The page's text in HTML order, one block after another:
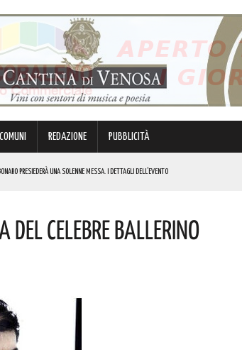
REDAZIONE PUBBLICITÀ
PRESIEDERÀ UNA SOLENNE MESSA. I DETTAGLI DELL’EVENTO
I DETTAGLI
TERRITORIO NAZIONALE”! I DETTAGLI
CELEBRE BALLERINO